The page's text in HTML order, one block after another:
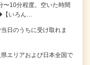
〜10分程度。空いた時間
【いろん…
日のうちに受け取れま
エリアおよび日本全国で